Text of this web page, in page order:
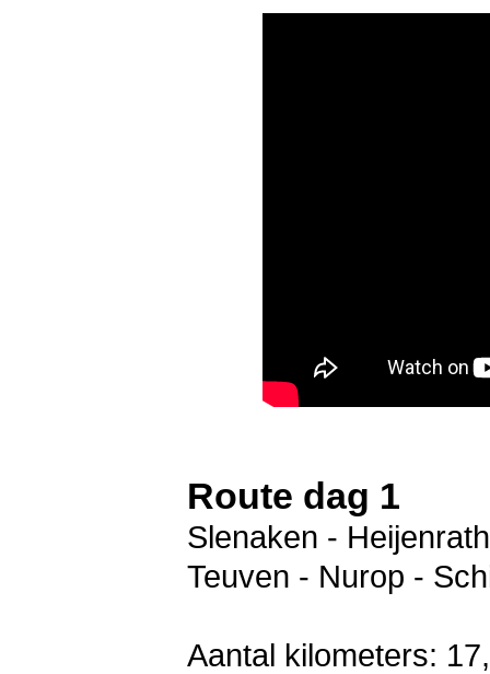
Route dag 1
Slenaken -
Teuven - Nurop -
Aantal kilometers: